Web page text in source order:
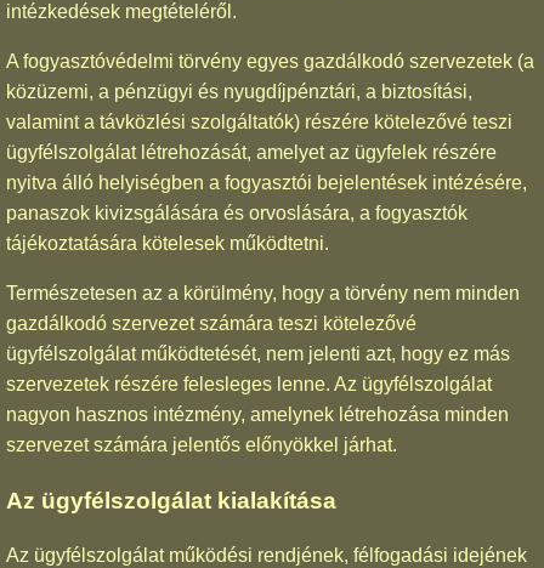
intézkedések megtételéről.
A fogyasztóvédelmi törvény egyes gazdálkodó szervezetek (a
közüzemi, a pénzügyi és nyugdíjpénztári, a biztosítási,
valamint a távközlési szolgáltatók) részére kötelezővé teszi
ügyfélszolgálat létrehozását, amelyet az ügyfelek részére
nyitva álló helyiségben a fogyasztói bejelentések intézésére,
panaszok kivizsgálására és orvoslására, a fogyasztók
tájékoztatására kötelesek működtetni.
Természetesen az a körülmény, hogy a törvény nem minden
gazdálkodó szervezet számára teszi kötelezővé
ügyfélszolgálat működtetését, nem jelenti azt, hogy ez más
szervezetek részére felesleges lenne. Az ügyfélszolgálat
nagyon hasznos intézmény, amelynek létrehozása minden
szervezet számára jelentős előnyökkel járhat.
Az ügyfélszolgálat kialakítása
Az ügyfélszolgálat működési rendjének, félfogadási idejének